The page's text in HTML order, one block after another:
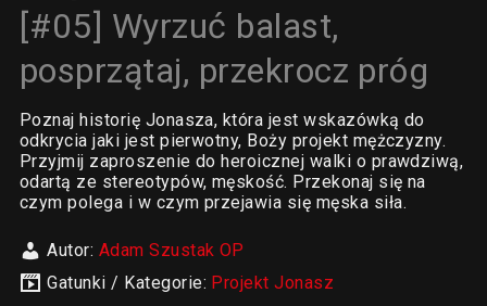
[#05] Wyrzuć balast,
posprzątaj, przekrocz próg
Poznaj historię Jonasza, która jest wskazówką do
odkrycia jaki jest pierwotny, Boży projekt mężczyzny.
Przyjmij zaproszenie do heroicznej walki o prawdziwą,
odartą ze stereotypów, męskość. Przekonaj się na
czym polega i w czym przejawia się męska siła.
Autor: Adam Szustak OP
Gatunki / Kategorie: Projekt Jonasz